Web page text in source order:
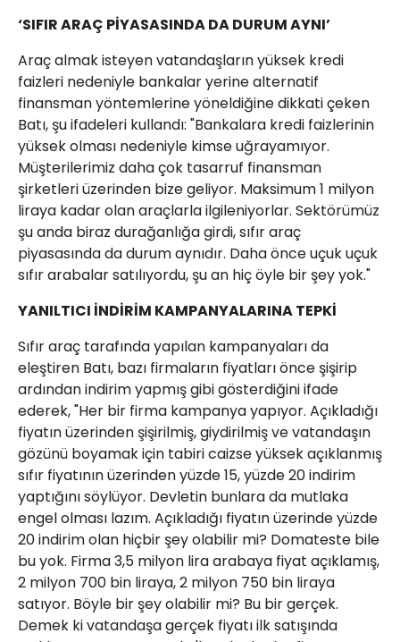
‘SIFIR ARAÇ PİYASASINDA DA DURUM AYNI’
Araç almak isteyen vatandaşların yüksek kredi
faizleri nedeniyle bankalar yerine alternatif
finansman yöntemlerine yöneldiğine dikkati çeken
Batı, şu ifadeleri kullandı: "Bankalara kredi faizlerinin
yüksek olması nedeniyle kimse uğrayamıyor.
Müşterilerimiz daha çok tasarruf finansman
şirketleri üzerinden bize geliyor. Maksimum 1 milyon
liraya kadar olan araçlarla ilgileniyorlar. Sektörümüz
şu anda biraz durağanlığa girdi, sıfır araç
piyasasında da durum aynıdır. Daha önce uçuk uçuk
sıfır arabalar satılıyordu, şu an hiç öyle bir şey yok."
YANILTICI İNDİRİM KAMPANYALARINA TEPKİ
Sıfır araç tarafında yapılan kampanyaları da
eleştiren Batı, bazı firmaların fiyatları önce şişirip
ardından indirim yapmış gibi gösterdiğini ifade
ederek, "Her bir firma kampanya yapıyor. Açıkladığı
fiyatın üzerinden şişirilmiş, giydirilmiş ve vatandaşın
gözünü boyamak için tabiri caizse yüksek açıklanmış
sıfır fiyatının üzerinden yüzde 15, yüzde 20 indirim
yaptığını söylüyor. Devletin bunlara da mutlaka
engel olması lazım. Açıkladığı fiyatın üzerinde yüzde
20 indirim olan hiçbir şey olabilir mi? Domateste bile
bu yok. Firma 3,5 milyon lira arabaya fiyat açıklamış,
2 milyon 700 bin liraya, 2 milyon 750 bin liraya
satıyor. Böyle bir şey olabilir mi? Bu bir gerçek.
Demek ki vatandaşa gerçek fiyatı ilk satışında